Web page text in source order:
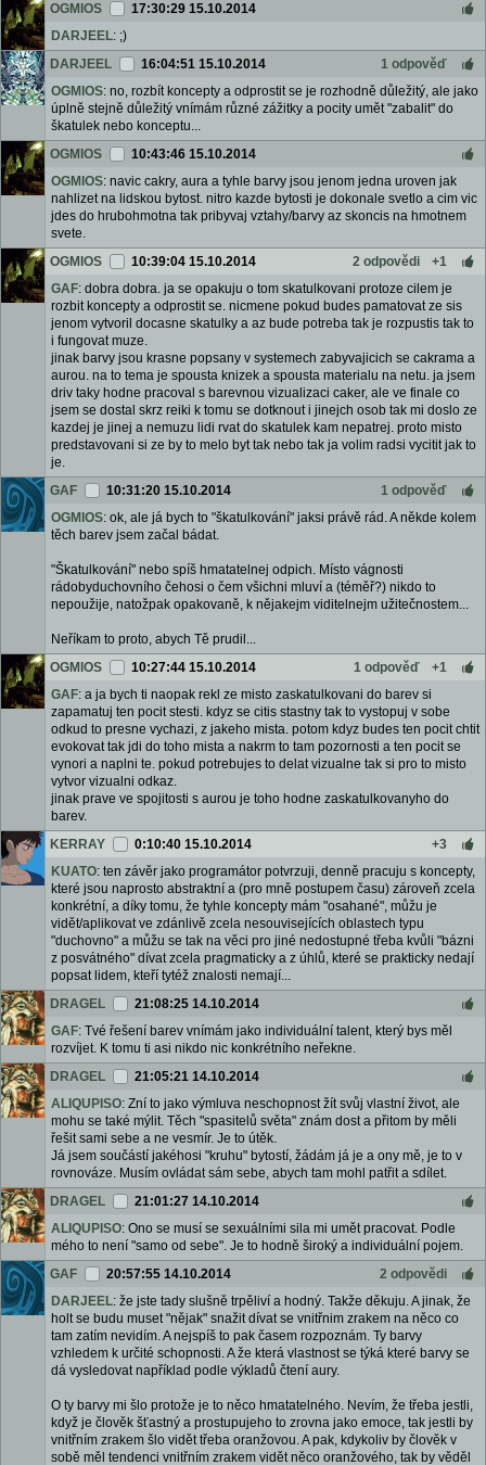
OGMIOS
17:30:29 15.10.2014
DARJEEL: ;)
DARJEEL
16:04:51 15.10.2014
1 odpověď
OGMIOS: no, rozbít koncepty a odprostit se je rozhodně důležitý, ale jako
úplně stejně důležitý vnímám různé zážitky a pocity umět "zabalit" do
škatulek nebo konceptu...
OGMIOS
10:43:46 15.10.2014
OGMIOS: navic cakry, aura a tyhle barvy jsou jenom jedna uroven jak
nahlizet na lidskou bytost. nitro kazde bytosti je dokonale svetlo a cim vic
jdes do hrubohmotna tak pribyvaj vztahy/barvy az skoncis na hmotnem
svete.
OGMIOS
10:39:04 15.10.2014 2 odpovědi
+1
GAF: dobra dobra. ja se opakuju o tom skatulkovani protoze cilem je
rozbit koncepty a odprostit se. nicmene pokud budes pamatovat ze sis
jenom vytvoril docasne skatulky a az bude potreba tak je rozpustis tak to
i fungovat muze.
jinak barvy jsou krasne popsany v systemech zabyvajicich se cakrama a
aurou. na to tema je spousta knizek a spousta materialu na netu. ja jsem
driv taky hodne pracoval s barevnou vizualizaci caker, ale ve finale co
jsem se dostal skrz reiki k tomu se dotknout i jinejch osob tak mi doslo ze
kazdej je jinej a nemuzu lidi rvat do skatulek kam nepatrej. proto misto
predstavovani si ze by to melo byt tak nebo tak ja volim radsi vycitit jak to
je.
GAF
10:31:20 15.10.2014
1 odpověď
OGMIOS: ok, ale já bych to "škatulkování" jaksi právě rád. A někde kolem
těch barev jsem začal bádat.
"Škatulkování" nebo spíš hmatatelnej odpich. Místo vágnosti
rádobyduchovního čehosi o čem všichni mluví a (téměř?) nikdo to
nepoužije, natožpak opakovaně, k nějakejm viditelnejm užitečnostem...
Neříkam to proto, abych Tě prudil...
OGMIOS
10:27:44 15.10.2014 1 odpověď
+1
GAF: a ja bych ti naopak rekl ze misto zaskatulkovani do barev si
zapamatuj ten pocit stesti. kdyz se citis stastny tak to vystopuj v sobe
odkud to presne vychazi, z jakeho mista. potom kdyz budes ten pocit chtit
evokovat tak jdi do toho mista a nakrm to tam pozornosti a ten pocit se
vynori a naplni te. pokud potrebujes to delat vizualne tak si pro to misto
vytvor vizualni odkaz.
jinak prave ve spojitosti s aurou je toho hodne zaskatulkovanyho do
barev.
KERRAY
0:10:40 15.10.2014
+3
KUATO: ten závěr jako programátor potvrzuji, denně pracuju s koncepty,
které jsou naprosto abstraktní a (pro mně postupem času) zároveň zcela
konkrétní, a díky tomu, že tyhle koncepty mám "osahané", můžu je
vidět/aplikovat ve zdánlivě zcela nesouvisejících oblastech typu
"duchovno" a můžu se tak na věci pro jiné nedostupné třeba kvůli "bázni
z posvátného" dívat zcela pragmaticky a z úhlů, které se prakticky nedají
popsat lidem, kteří tytéž znalosti nemají...
DRAGEL
21:08:25 14.10.2014
GAF: Tvé řešení barev vnímám jako individuální talent, který bys měl
rozvíjet. K tomu ti asi nikdo nic konkrétního neřekne.
DRAGEL
21:05:21 14.10.2014
ALIQUPISO: Zní to jako výmluva neschopnost žít svůj vlastní život, ale
mohu se také mýlit. Těch "spasitelů světa" znám dost a přitom by měli
řešit sami sebe a ne vesmír. Je to útěk.
Já jsem součástí jakéhosi "kruhu" bytostí, žádám já je a ony mě, je to v
rovnováze. Musím ovládat sám sebe, abych tam mohl patřit a sdílet.
DRAGEL
21:01:27 14.10.2014
ALIQUPISO: Ono se musí se sexuálními sila mi umět pracovat. Podle
mého to není "samo od sebe". Je to hodně široký a individuální pojem.
GAF
20:57:55 14.10.2014
2 odpovědi
DARJEEL: že jste tady slušně trpěliví a hodný. Takže děkuju. A jinak, že
holt se budu muset "nějak" snažit dívat se vnitřnim zrakem na něco co
tam zatím nevidím. A nejspíš to pak časem rozpoznám. Ty barvy
vzhledem k určité schopnosti. A že která vlastnost se týká které barvy se
dá vysledovat například podle výkladů čtení aury.
O ty barvy mi šlo protože je to něco hmatatelného. Nevím, že třeba jestli,
když je člověk šťastný a prostupujeho to zrovna jako emoce, tak jestli by
vnitřním zrakem šlo vidět třeba oranžovou. A pak, kdykoliv by člověk v
sobě měl tendenci vnitřním zrakem vidět něco oranžového, tak by věděl